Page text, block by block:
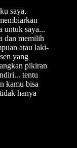
saya,
untuk saya...
dan memilih
atau laki-
yang
pikiran
tentu
kamu bisa
hanya